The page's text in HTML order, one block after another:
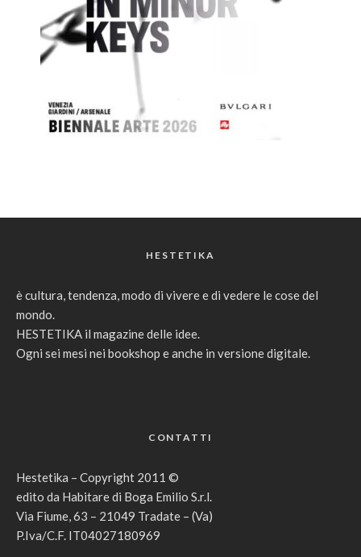
HESTETIKA
è cultura, tendenza, modo di vivere e di vedere le cose del
mondo.
HESTETIKA il magazine delle idee.
Ogni sei mesi nei bookshop e anche in versione digitale.
CONTATTI
Hestetika – Copyright 2011 ©
edito da Habitare di Boga Emilio S.r.l.
Via Fiume, 63 – 21049 Tradate – (Va)
P.Iva/C.F. IT04027180969